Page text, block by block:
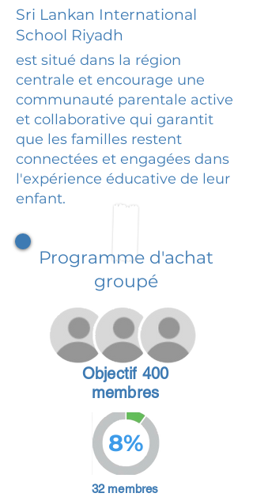
Sri Lankan International
School Riyadh
est situé dans la région
centrale et encourage une
communauté parentale active
et collaborative qui garantit
que les familles restent
connectées et engagées dans
l'expérience éducative de leur
enfant.
Programme d'achat
groupé
Objectif 400
membres
8%
32 membres